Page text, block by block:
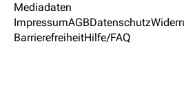
Mediadaten
ImpressumAGBDatenschutz
BarrierefreiheitHilfe/FAQ